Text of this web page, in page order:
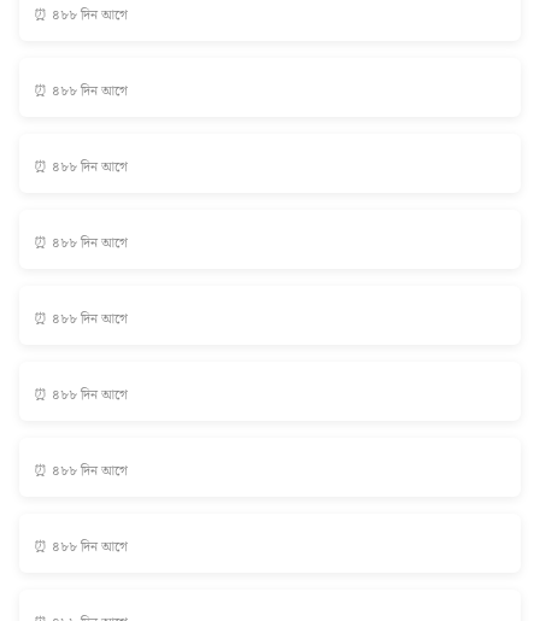
⏰ ৪৮৮ দিন আগে
⏰ ৪৮৮ দিন আগে
⏰ ৪৮৮ দিন আগে
⏰ ৪৮৮ দিন আগে
⏰ ৪৮৮ দিন আগে
⏰ ৪৮৮ দিন আগে
⏰ ৪৮৮ দিন আগে
⏰ ৪৮৮ দিন আগে